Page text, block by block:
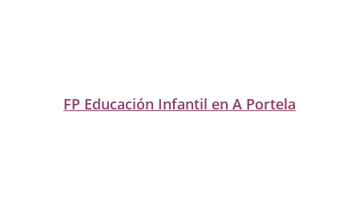
FP Educación Infantil en A Portela